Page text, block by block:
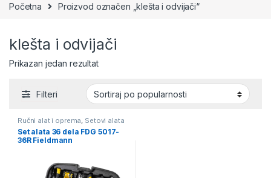
Početna Proizvod označen „klešta i odvijači“
klešta i odvijači
Prikazan jedan rezultat
Filteri
Ručni alat i oprema, Setovi alata
Set alata 36 dela FDG 5017-
36R Fieldmann